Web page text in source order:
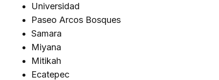
Universidad
Paseo Arcos Bosques
Samara
Miyana
Mitikah
Ecatepec